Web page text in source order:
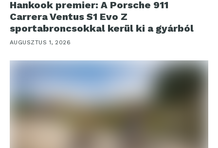
Hankook premier: A Porsche 911
Carrera Ventus S1 Evo Z
sportabroncsokkal kerül ki a gyárból
AUGUSZTUS 1, 2026